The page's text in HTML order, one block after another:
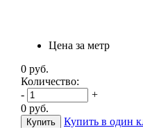
Цена за метр
0 руб.
Количество:
-
+
0 руб.
Купить в один